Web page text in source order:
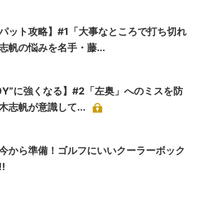
パット攻略】#1「大事なところで打ち切れ
帆の悩みを名手・藤...
に強くなる】#2「左奥」へのミスを防
志帆が意識して...
から準備！ゴルフにいいクーラーボック